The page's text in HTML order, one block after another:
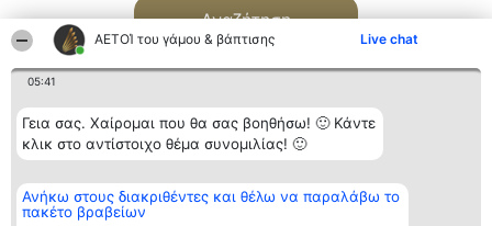
ΑΕΤΟΊ του γάμου & βάπτισης Live chat
05:41
Γεια σας. Χαίρομαι που θα σας βοηθήσω! 🙂 Κάντε
κλικ στο αντίστοιχο θέμα συνομιλίας! 🙂
Ανήκω στους διακριθέντες και θέλω να παραλάβω το
πακέτο βραβείων
Αναζήτηση
Διοργανωτής της
κατάταξης
BEAUTIFUL COMPANY
Κατάταξη
Διακριθέντες
Επικοινωνία
Επικοινωνία